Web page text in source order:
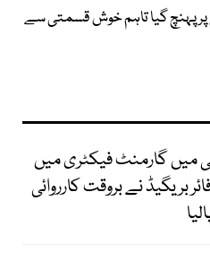
پہنچ گیا تاہم خوش قسمتی سے
میں گارمنٹ فیکٹری میں
بریگیڈ نے بروقت کارروائی